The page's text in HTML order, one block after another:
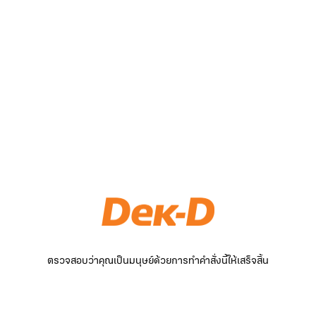
ตรวจสอบว่าคุณเป็นมนุษย์ด้วยการทำคำสั่งนี้ให้เสร็จสิ้น